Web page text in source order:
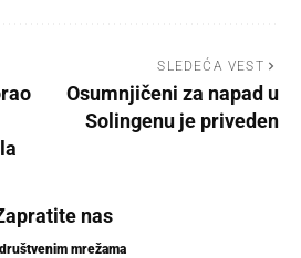
SLEDEĆA VEST
Osumnjičeni za napad u
Solingenu je priveden
nas
mrežama